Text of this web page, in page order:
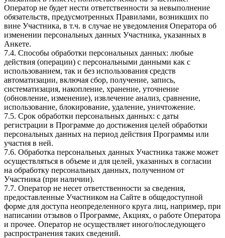
Оператор не будет нести ответственности за невыполнение
обязательств, предусмотренных Правилами, возникших по
вине Участника, в т.ч. в случае не уведомления Оператора об
изменении персональных данных Участника, указанных в
Анкете.
7.4. Способы обработки персональных данных: любые
действия (операции) с персональными данными как с
использованием, так и без использования средств
автоматизации, включая сбор, получение, запись,
систематизация, накопление, хранение, уточнение
(обновление, изменение), извлечение анализ, сравнение,
использование, блокирование, удаление, уничтожение.
7.5. Срок обработки персональных данных: с даты
регистрации в Программе до достижения целей обработки
персональных данных на период действия Программы или
участия в ней.
7.6. Обработка персональных данных Участника также может
осуществляться в объеме и для целей, указанных в согласии
на обработку персональных данных, полученном от
Участника (при наличии).
7.7. Оператор не несет ответственности за сведения,
предоставленные Участником на Сайте в общедоступной
форме для доступа неопределенного круга лиц, например, при
написании отзывов о Программе, Акциях, о работе Оператора
и прочее. Оператор не осуществляет иного/последующего
распространения таких сведений.